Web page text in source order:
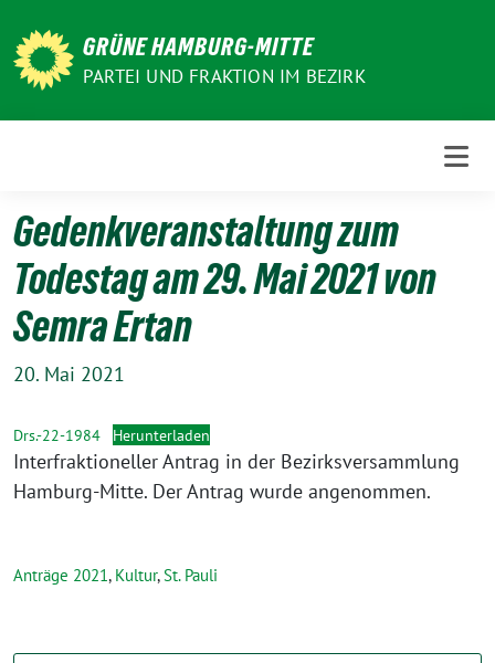
zum
Inhalt
GRÜNE HAMBURG-MITTE
PARTEI UND FRAKTION IM BEZIRK
Gedenkveranstaltung zum
Todestag am 29. Mai 2021 von
Semra Ertan
20. Mai 2021
Drs.-22-1984 Herunterladen
Interfraktioneller Antrag in der Bezirksversammlung
Hamburg-Mitte. Der Antrag wurde angenommen.
Anträge 2021, Kultur,St. Pauli